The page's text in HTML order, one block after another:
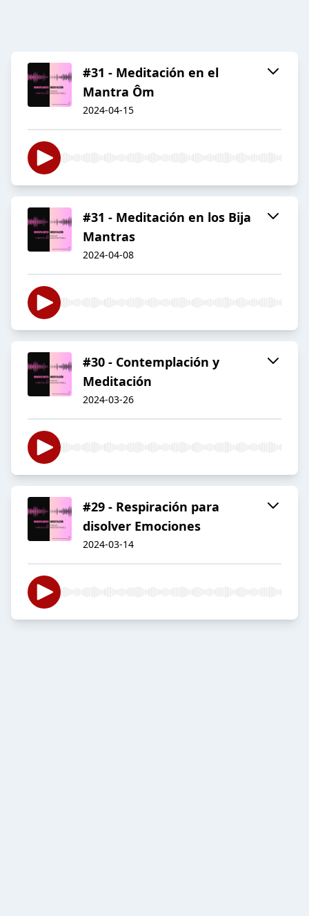
#31 - Meditación en el
Mantra Ôm
2024-04-15
#31 - Meditación en los Bija
Mantras
2024-04-08
#30 - Contemplación y
Meditación
2024-03-26
#29 - Respiración para
disolver Emociones
2024-03-14